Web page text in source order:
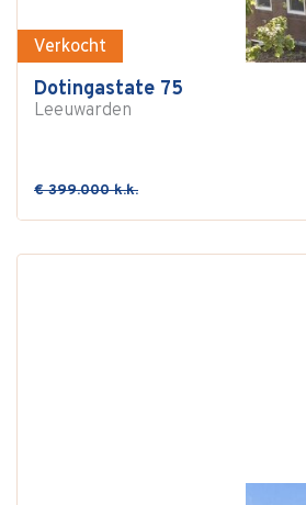
Verkocht
Dotingastate 75
Leeuwarden
€ 399.000 k.k.